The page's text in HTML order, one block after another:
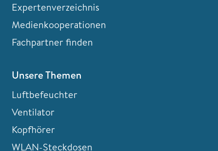
Expertenverzeichnis
Medienkooperationen
Fachpartner finden
Unsere Themen
Luftbefeuchter
Ventilator
Kopfhörer
WLAN-Steckdosen